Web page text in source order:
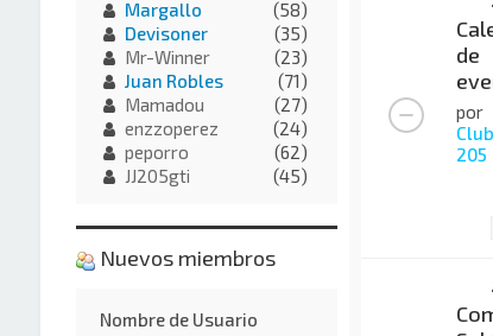
de
por
205
Margallo
(58)
Devisoner
(35)
Mr-Winner
(23)
Juan Robles
(71)
Mamadou
(27)
enzzoperez
(24)
peporro
(62)
JJ205gti
(45)
Nuevos miembros
Nombre de Usuario